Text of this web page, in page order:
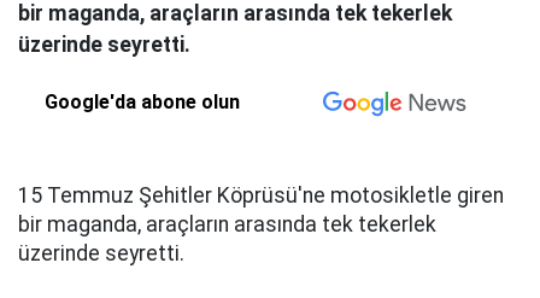
bir maganda, araçların arasında tek tekerlek
üzerinde seyretti.
Google'da abone olun
15 Temmuz Şehitler Köprüsü'ne motosikletle giren
bir maganda, araçların arasında tek tekerlek
üzerinde seyretti.